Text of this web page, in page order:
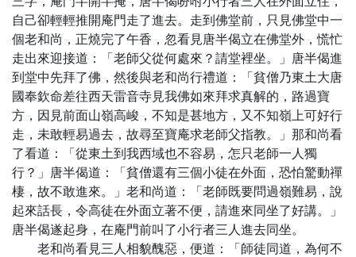
自己卻輕輕推開庵門走了進去。走到佛堂前，只見佛堂中一
個老和尚，正燒完了午香，忽看見唐半偈立在佛堂外，慌忙
走出來迎接道：「老師父從何處來？請堂裡坐。」唐半偈進
到堂中先拜了佛，然後與老和尚行禮道：「貧僧乃東土大唐
國奉欽命差往西天雷音寺見我佛如來拜求真解的，路過寶
方，因見前面山嶺高峻，不知是甚地方，又不知嶺上可好行
走，未敢輕易過去，故尋至寶庵求老師父指教。」那和尚看
了看道：「從東土到我西域也不容易，怎只老師一人獨
行？」唐半偈道：「貧僧還有三個小徒在外面，恐怕驚動禪
棲，故不敢進來。」老和尚道：「老師既要問過嶺難易，說
起來話長，令高徒在外面立著不便，請進來同坐了好講。」
唐半偈遂起身，在庵門前叫了小行者三人進去同坐。
老和尚看見三人相貌醜惡，便道：「師徒同道，為何不